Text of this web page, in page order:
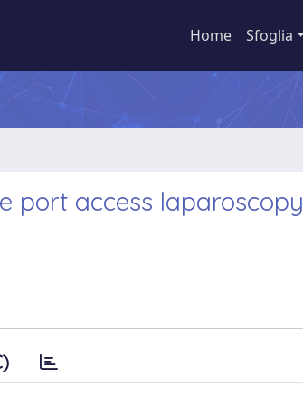
Home Sfoglia
port access laparoscopy